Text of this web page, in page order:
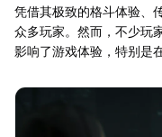
凭借其极致的格斗体验、
众多玩家。然而，不少玩
影响了游戏体验，特别是